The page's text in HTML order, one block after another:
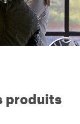
produits